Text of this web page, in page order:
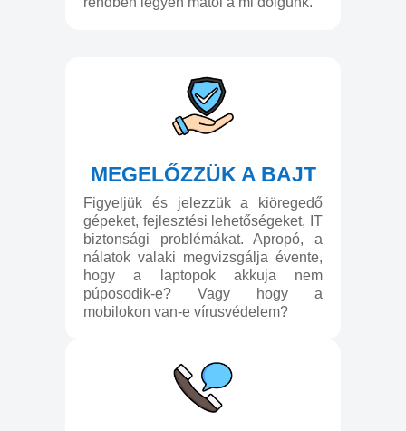
MEGELŐZZÜK A BAJT
Figyeljük és jelezzük a kiöregedő
gépeket, fejlesztési lehetőségeket, IT
biztonsági problémákat. Apropó, a
nálatok valaki megvizsgálja évente,
hogy a laptopok akkuja nem
púposodik-e? Vagy hogy a
mobilokon van-e vírusvédelem?